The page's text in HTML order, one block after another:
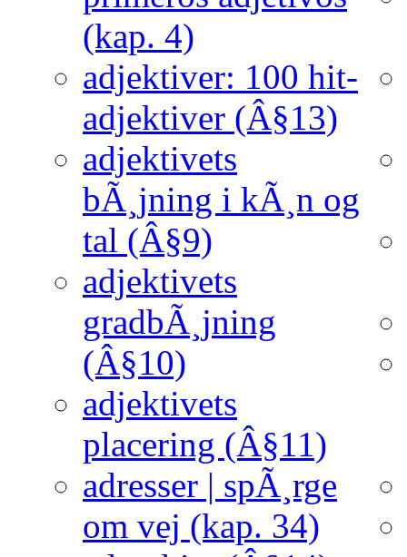
(kap. 4)
adjektiver: 100 hit-
adjektiver (Â§13)
adjektivets
bÃ¸jning i kÃ¸n og
tal (Â§9)
adjektivets
gradbÃ¸jning
(Â§10)
adjektivets
placering (Â§11)
adresser | spÃ¸rge
om vej (kap. 34)